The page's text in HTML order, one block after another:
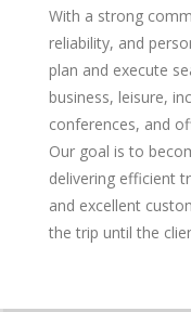
With a strong
reliability, and
plan and execute
business, leisure,
conferences, and
Our goal is to
delivering efficient
and excellent
the trip until the